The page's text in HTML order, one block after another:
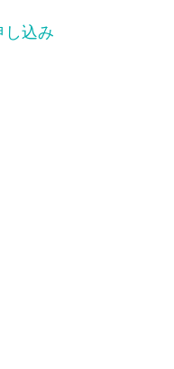
し込み